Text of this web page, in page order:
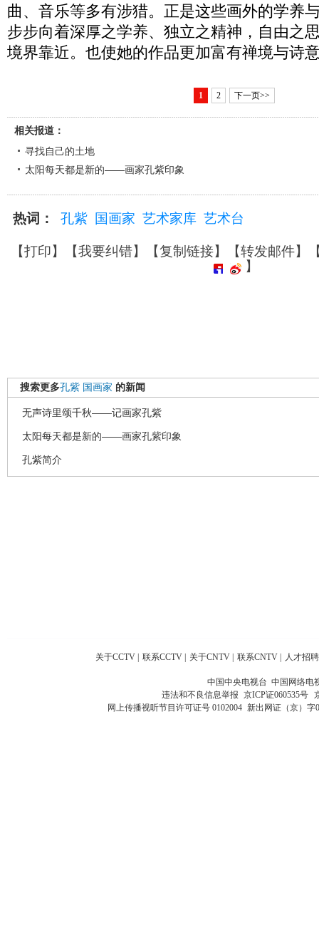
曲、音乐等多有涉猎。正是这些画外的学养
步步向着深厚之学养、独立之精神，自由之
境界靠近。也使她的作品更加富有禅境与诗
1 2 下一页>>
相关报道：
寻找自己的土地
太阳每天都是新的——画家孔紫印象
热词： 孔紫 国画家 艺术家库 艺术台
【打印】【我要纠错】【复制链接】【转发邮件】
】
搜索更多孔紫 国画家 的新闻
无声诗里颂千秋——记画家孔紫
太阳每天都是新的——画家孔紫印象
孔紫简介
关于CCTV 联系CCTV 关于CNTV 联系CNTV 人才招聘
中国中央电视台 中国网络电
违法和不良信息举报 京ICP证060535号
网上传播视听节目许可证号 0102004 新出网证（京）